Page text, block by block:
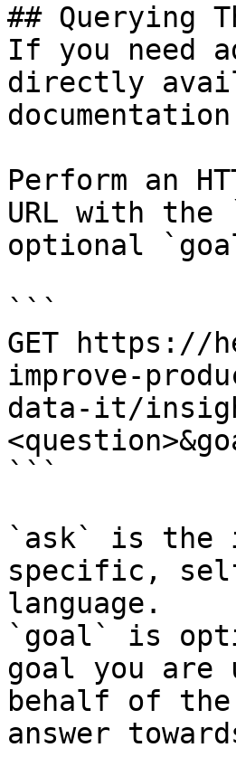
## Querying
If you need
directly
Perform an
URL with the
optional
```
GET https://
improve-
data-it/
```
`ask` is the
specific,
language.
`goal` is
goal you
behalf of
answer